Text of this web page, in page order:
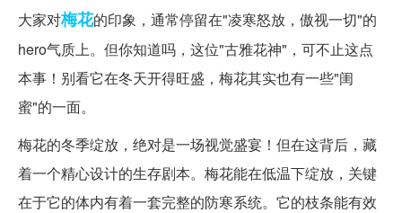
大家对梅花的印象，通常停留在"凌寒怒放，傲视一切"的
hero气质上。但你知道吗，这位"古雅花神"，可不止这点
本事！别看它在冬天开得旺盛，梅花其实也有一些"闺
蜜"的一面。
梅花的冬季绽放，绝对是一场视觉盛宴！但在这背后，藏
着一个精心设计的生存剧本。梅花能在低温下绽放，关键
在于它的体内有着一套完整的防寒系统。它的枝条能有效